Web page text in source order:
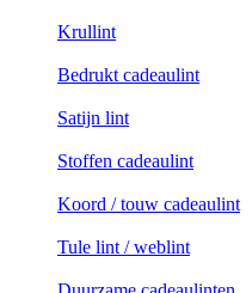
Krullint
Bedrukt cadeaulint
Satijn lint
Stoffen cadeaulint
Koord / touw cadeaulint
Tule lint / weblint